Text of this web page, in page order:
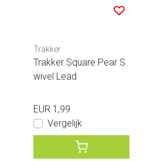
Trakker
Trakker Square Pear S
wivel Lead
EUR 1,99
Vergelijk